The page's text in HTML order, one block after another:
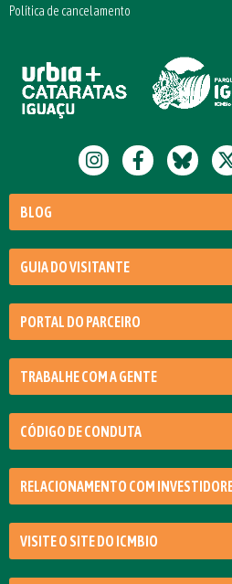
Política de cancelamento
BLOG
GUIA DO VISITANTE
PORTAL DO PARCEIRO
TRABALHE COM A GENTE
CÓDIGO DE CONDUTA
RELACIONAMENTO COM
VISITE O SITE DO ICMBIO